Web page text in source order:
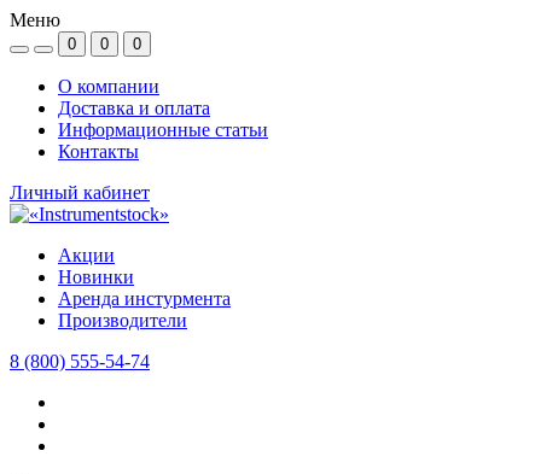
Меню
0 0 0
О компании
Доставка и оплата
Информационные статьи
Контакты
Личный кабинет
Акции
Новинки
Аренда инстурмента
Производители
8 (800) 555-54-74